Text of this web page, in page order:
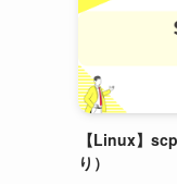
【Linux】
り）